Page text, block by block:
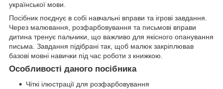
української мови.
Посібник поєднує в собі навчальні вправи та ігрові завдання.
Через малювання, розфарбовування та письмові вправи
дитина тренує пальчики, що важливо для якісного опанування
письма. Завдання підібрані так, щоб малюк закріплював
базові мовні навички під час роботи з книжкою.
Особливості даного посібника
Чіткі ілюстрації для розфарбовування